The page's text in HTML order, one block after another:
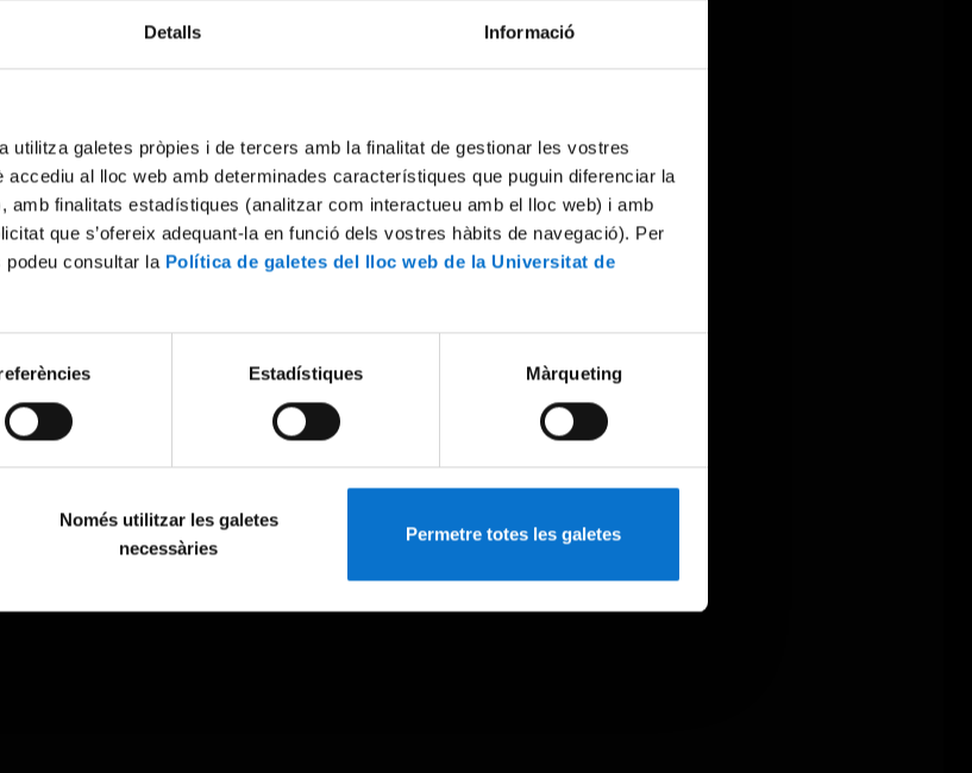
Detalls Informació
utilitza galetes pròpies i de tercers amb la finalitat de gestionar les vostres
al lloc web amb determinades característiques que puguin diferenciar la
amb finalitats estadístiques (analitzar com interactueu amb el lloc web) i amb
que s’ofereix adequant-la en funció dels vostres hàbits de navegació). Per
podeu consultar la Política de galetes del lloc web de la Universitat de
Estadístiques Màrqueting
Només utilitzar les galetes
necessàries
Permetre totes les galetes